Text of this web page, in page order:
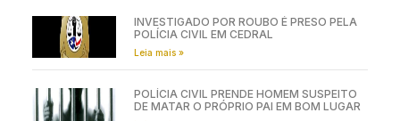
INVESTIGADO POR ROUBO É PRESO PELA
POLÍCIA CIVIL EM CEDRAL
Leia mais »
POLÍCIA CIVIL PRENDE HOMEM SUSPEITO
DE MATAR O PRÓPRIO PAI EM BOM LUGAR